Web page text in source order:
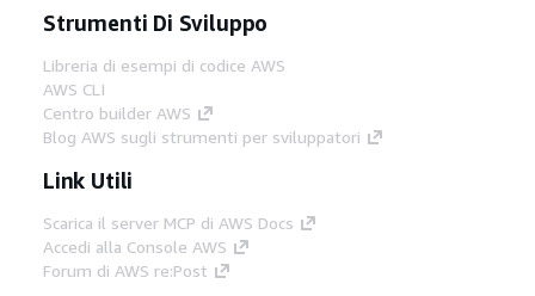
Strumenti Di Sviluppo
Libreria di esempi di codice AWS
AWS CLI
Centro builder AWS
Blog AWS sugli strumenti per sviluppatori
Link Utili
Scarica il server MCP di AWS Docs
Accedi alla Console AWS
Forum di AWS re:Post